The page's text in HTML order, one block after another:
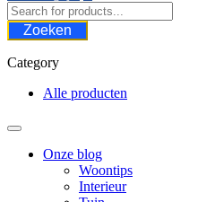
Zoeken
Category
Alle producten
Onze blog
Woontips
Interieur